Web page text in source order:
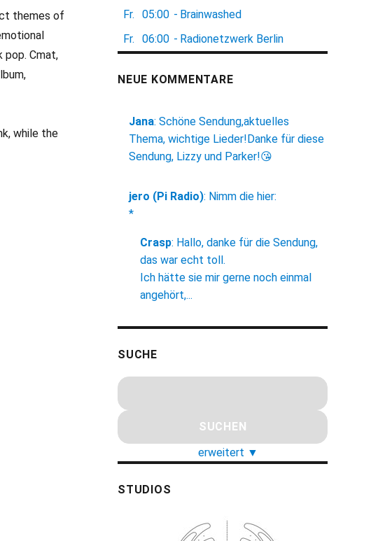
themes of
pop. Cmat,
while the
Fr.
05:00 - Brainwashed
Fr.
06:00 - Radionetzwerk Berlin
NEUE KOMMENTARE
Jana: Schöne Sendung,aktuelles
Thema, wichtige Lieder!Danke für diese
Sendung, Lizzy und Parker!😘
jero (Pi Radio): Nimm die hier:
*
Crasp: Hallo, danke für die Sendung,
das war echt toll.
Ich hätte sie mir gerne noch einmal
angehört,...
SUCHE
erweitert ▼
STUDIOS